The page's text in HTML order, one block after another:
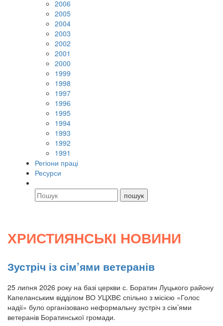
2006
2005
2004
2003
2002
2001
2000
1999
1998
1997
1996
1995
1994
1993
1992
1991
Регіони праці
Ресурси
ХРИСТИЯНСЬКІ НОВИНИ
Зустріч із сім’ями ветеранів
25 липня 2026 року на базі церкви с. Боратин Луцького району
Капеланським відділом ВО УЦХВЄ спільно з місією «Голос
надії» було організовано неформальну зустріч з сім’ями
ветеранів Боратинської громади.